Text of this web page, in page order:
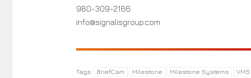
980-309-2166
info@signalisgroup.com
Tags: BriefCam Milestone Milestone Systems VMS